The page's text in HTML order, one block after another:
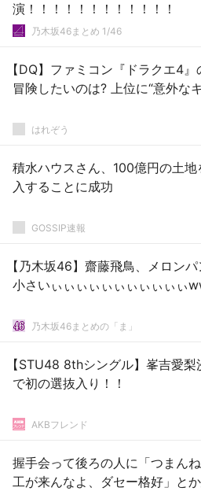
演！！！！！！！！！！！！
乃木坂46まとめ 1/46
【DQ】ファミコン『ドラクエ4
冒険したいのは? 上位に“意外な
はれぞう
積水ハウスさん、100億円の土
入することに成功
GOSSIP速報
【乃木坂46】齋藤飛鳥、メロン
小さいぃぃぃぃぃぃぃぃぃぃぃ
乃木坂46まとめの「ま」
【STU48 8thシングル】峯吉愛梨
で初の選抜入り！！
AKBフレンド
握手会って後ろの人に「つまん
工が来んなよ、ダセー格好」と